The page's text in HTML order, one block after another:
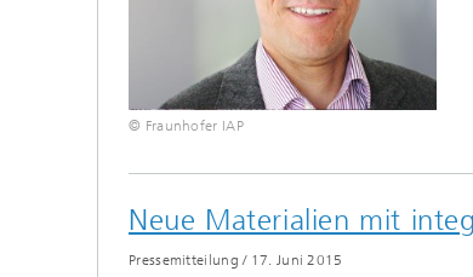
© Fraunhofer IAP
Neue Materialien mit
Pressemitteilung / 17. Juni 2015